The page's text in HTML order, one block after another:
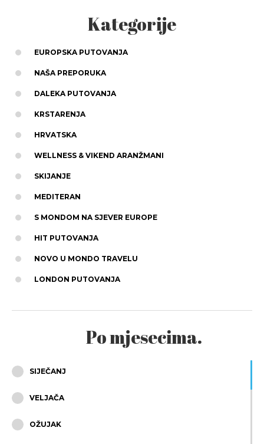
Kategorije
EUROPSKA PUTOVANJA
NAŠA PREPORUKA
DALEKA PUTOVANJA
KRSTARENJA
HRVATSKA
WELLNESS & VIKEND ARANŽMANI
SKIJANJE
MEDITERAN
S MONDOM NA SJEVER EUROPE
HIT PUTOVANJA
NOVO U MONDO TRAVELU
LONDON PUTOVANJA
Po mjesecima.
SIJEČANJ
VELJAČA
OŽUJAK